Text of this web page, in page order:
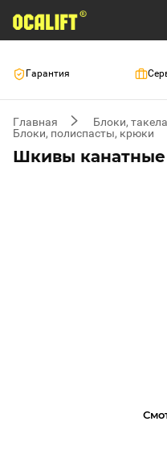
Гарантия
Главная
Блоки,
Блоки, полиспасты, крюки
Шкивы